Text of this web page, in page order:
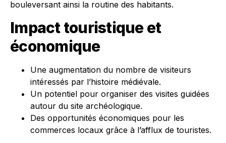
bouleversant ainsi la routine des habitants.
Impact touristique et
économique
Une augmentation du nombre de visiteurs
intéressés par l’histoire médiévale.
Un potentiel pour organiser des visites guidées
autour du site archéologique.
Des opportunités économiques pour les
commerces locaux grâce à l’afflux de touristes.